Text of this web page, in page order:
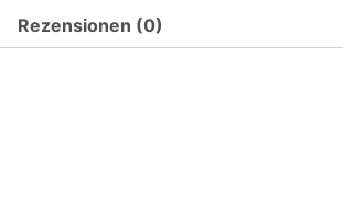
Rezensionen (0)